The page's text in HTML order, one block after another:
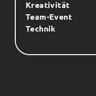
Kreativität
Team-Event
Technik